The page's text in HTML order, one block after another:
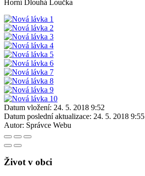
Horní Dlouhá Loučka
Datum vložení: 24. 5. 2018 9:52
Datum poslední aktualizace: 24. 5. 2018 9:55
Autor: Správce Webu
Život v obci